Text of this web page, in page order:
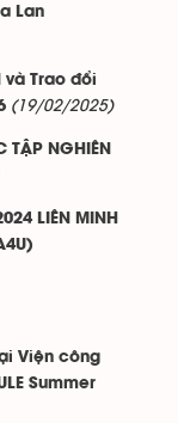
Lan
và Trao đổi
(19/02/2025)
TẬP NGHIÊN
LIÊN MINH
Viện công
Summer